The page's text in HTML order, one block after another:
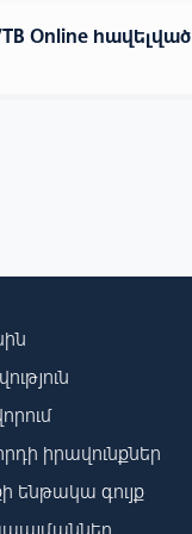
VTB Online հավելված
իրավունքներ
ենթակա գույք